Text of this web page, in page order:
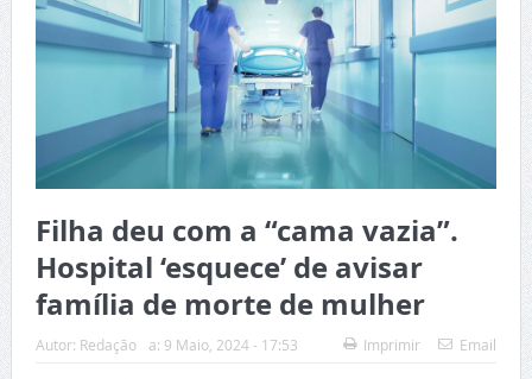
Filha deu com a “cama vazia”.
Hospital ‘esquece’ de avisar
família de morte de mulher
Autor: Redação a: 9 Maio, 2024 - 17:53 Imprimir Email